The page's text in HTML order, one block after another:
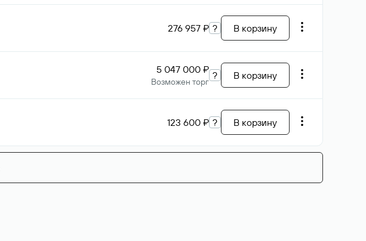
276 957 ₽ ? В корзину
5 047 000 ₽
Возможен торг
? В корзину
123 600 ₽ ? В корзину